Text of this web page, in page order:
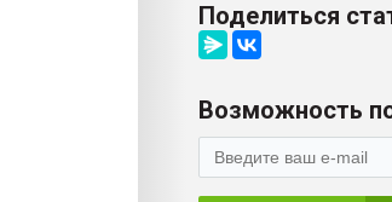
Поделиться
Возможность